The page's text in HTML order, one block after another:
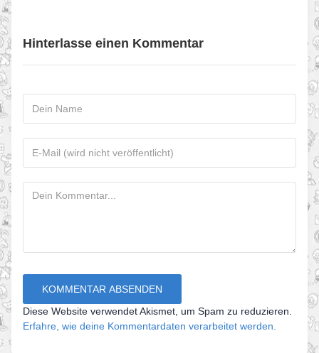
Hinterlasse einen Kommentar
Diese Website verwendet Akismet, um Spam zu reduzieren.
Erfahre, wie deine Kommentardaten verarbeitet werden.